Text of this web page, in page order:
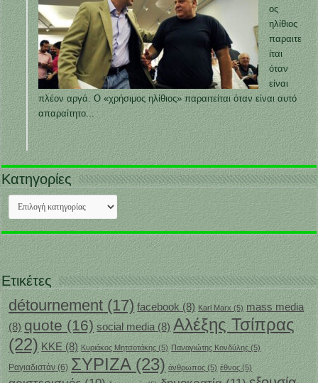
ος
ηλίθιος
παραιτε
ίται
όταν
είναι
πλέον αργά. Ο «χρήσιμος ηλίθιος» παραιτείται όταν είναι αυτό
απαραίτητο...
Κατηγορίες
Κατηγορίες
Ετικέτες
détournement(17) facebook(8) Karl Marx (5) mass media
(8) quote(16) social media (8) Αλέξης Τσίπρας
(22) ΚΚΕ(8) Κυριάκος Μητσοτάκης (5) Παναγιώτης Κονδύλης (5)
Ραγιαδιστάν (6) ΣΥΡΙΖΑ(23) άνθρωπος(5) έθνος (5)